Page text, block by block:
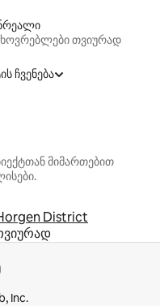
თვიურად
ჩვენება
მიმართებით
District
Inc.